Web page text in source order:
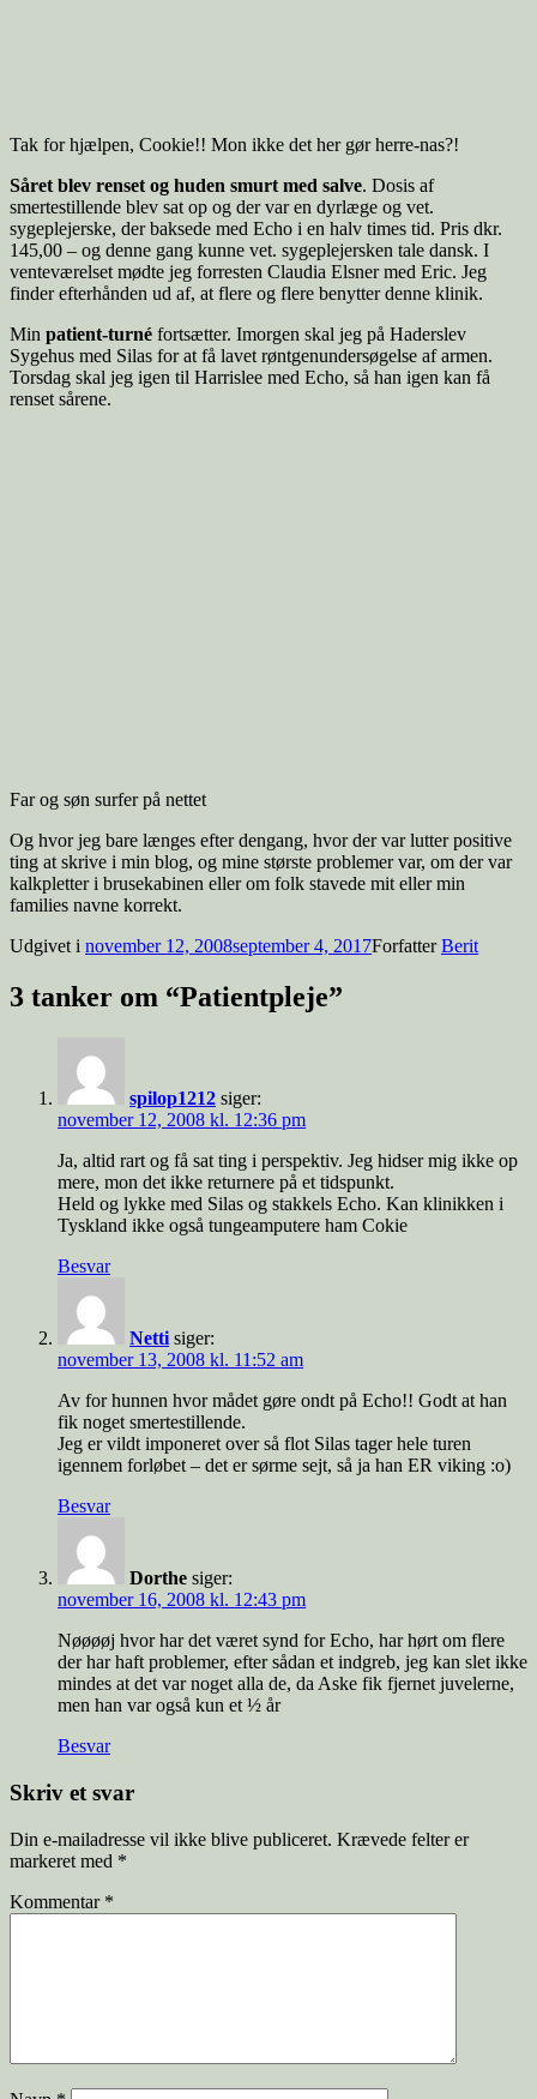
Tak for hjælpen, Cookie!! Mon ikke det her gør herre-nas?!
Såret blev renset og huden smurt med salve. Dosis af
smertestillende blev sat op og der var en dyrlæge og vet.
sygeplejerske, der baksede med Echo i en halv times tid. Pris dkr.
145,00 – og denne gang kunne vet. sygeplejersken tale dansk. I
venteværelset mødte jeg forresten Claudia Elsner med Eric. Jeg
finder efterhånden ud af, at flere og flere benytter denne klinik.
Min patient-turné fortsætter. Imorgen skal jeg på Haderslev
Sygehus med Silas for at få lavet røntgenundersøgelse af armen.
Torsdag skal jeg igen til Harrislee med Echo, så han igen kan få
renset sårene.
Far og søn surfer på nettet
Og hvor jeg bare længes efter dengang, hvor der var lutter positive
ting at skrive i min blog, og mine største problemer var, om der var
kalkpletter i brusekabinen eller om folk stavede mit eller min
families navne korrekt.
Udgivet i november 12, 2008september 4, 2017ForfatterBerit
3 tanker om “Patientpleje”
spilop1212 siger:
november 12, 2008 kl. 12:36 pm
Ja, altid rart og få sat ting i perspektiv. Jeg hidser mig ikke op
mere, mon det ikke returnere på et tidspunkt.
Held og lykke med Silas og stakkels Echo. Kan klinikken i
Tyskland ikke også tungeamputere ham Cokie
Besvar
Netti siger:
november 13, 2008 kl. 11:52 am
Av for hunnen hvor mådet gøre ondt på Echo!! Godt at han
fik noget smertestillende.
Jeg er vildt imponeret over så flot Silas tager hele turen
igennem forløbet – det er sørme sejt, så ja han ER viking :o)
Besvar
Dorthe siger:
november 16, 2008 kl. 12:43 pm
Nøøøøj hvor har det været synd for Echo, har hørt om flere
der har haft problemer, efter sådan et indgreb, jeg kan slet ikke
mindes at det var noget alla de, da Aske fik fjernet juvelerne,
men han var også kun et ½ år
Besvar
Skriv et svar
Din e-mailadresse vil ikke blive publiceret. Krævede felter er
markeret med *
Kommentar *